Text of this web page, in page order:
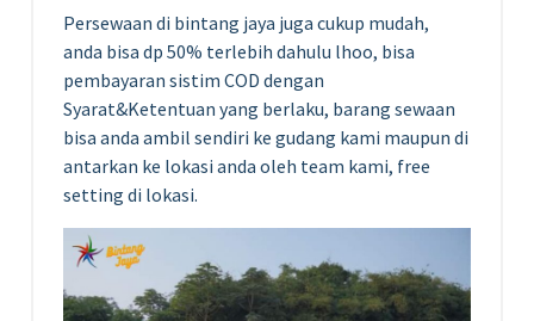
Persewaan di bintang jaya juga cukup mudah,
anda bisa dp 50% terlebih dahulu lhoo, bisa
pembayaran sistim COD dengan
Syarat&Ketentuan yang berlaku, barang sewaan
bisa anda ambil sendiri ke gudang kami maupun di
antarkan ke lokasi anda oleh team kami, free
setting di lokasi.